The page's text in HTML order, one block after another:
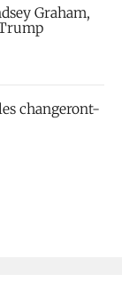
Graham,
changeront-